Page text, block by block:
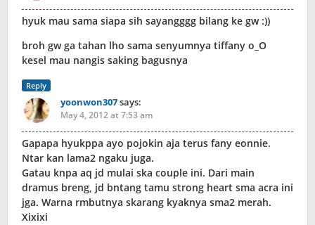
hyuk mau sama siapa sih sayangggg bilang ke gw :))
broh gw ga tahan lho sama senyumnya tiffany o_O
kesel mau nangis saking bagusnya
Reply
yoonwon307says:
May 4, 2012 at 7:53 am
Gapapa hyukppa ayo pojokin aja terus fany eonnie.
Ntar kan lama2 ngaku juga.
Gatau knpa aq jd mulai ska couple ini. Dari main
dramus breng, jd bntang tamu strong heart sma acra ini
jga. Warna rmbutnya skarang kyaknya sma2 merah.
Xixixi